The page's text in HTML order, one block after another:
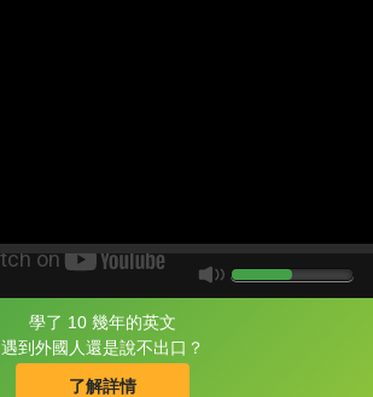
學了 10 幾年的英文
遇到外國人還是說不出口？
了解詳情
片尾有
攻其不背
的品牌故事